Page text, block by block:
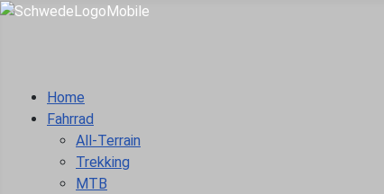
Home
Fahrrad
All-Terrain
Trekking
MTB